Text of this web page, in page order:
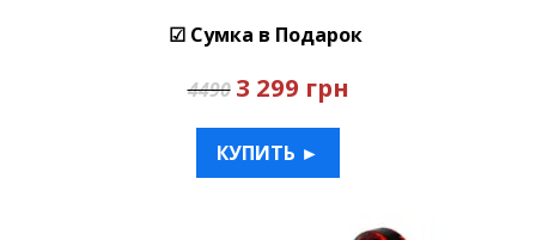
☑ Сумка в Подарок
4490 3 299 грн
КУПИТЬ ►